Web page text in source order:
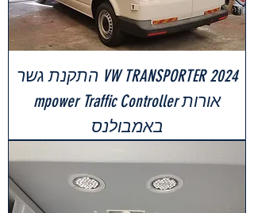
VW TRANSPORTER 2024 התקנת גשר
אורות mpower Traffic Controller
באמבולנס